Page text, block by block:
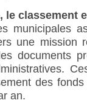
le classement
municipales
une mission
documents
des
an.